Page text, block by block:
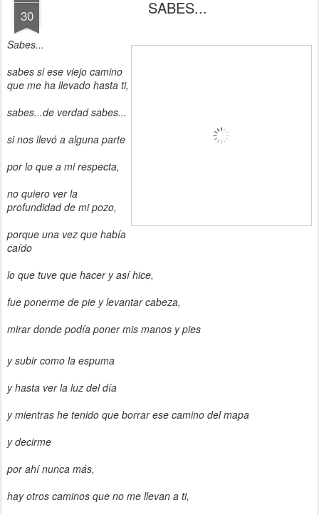
30 SABES...
Sabes...
sabes si ese viejo camino
que me ha llevado hasta ti,
sabes...de verdad sabes...
si nos llevó a alguna parte
por lo que a mi respecta,
no quiero ver la
profundidad de mi pozo,
porque una vez que había
caído
lo que tuve que hacer y así hice,
fue ponerme de pie y levantar cabeza,
mirar donde podía poner mis manos y pies
y subir como la espuma
y hasta ver la luz del día
y mientras he tenido que borrar ese camino del mapa
y decirme
por ahí nunca más,
hay otros caminos que no me llevan a ti,